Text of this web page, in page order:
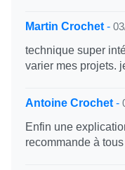
Martin Crochet -
technique super
varier mes projets.
Antoine Crochet -
Enfin une
recommande à